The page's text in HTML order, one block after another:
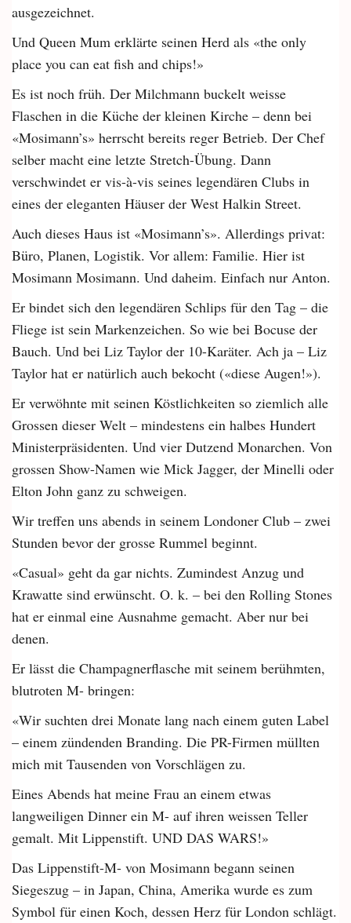
ausgezeichnet.
Und Queen Mum erklärte seinen Herd als «the only
place you can eat fish and chips!»
Es ist noch früh. Der Milchmann buckelt weisse
Flaschen in die Küche der kleinen Kirche – denn bei
«Mosimann’s» herrscht bereits reger Betrieb. Der Chef
selber macht eine letzte Stretch-Übung. Dann
verschwindet er vis-à-vis seines legendären Clubs in
eines der eleganten Häuser der West Halkin Street.
Auch dieses Haus ist «Mosimann’s». Allerdings privat:
Büro, Planen, Logistik. Vor allem: Familie. Hier ist
Mosimann Mosimann. Und daheim. Einfach nur Anton.
Er bindet sich den legendären Schlips für den Tag – die
Fliege ist sein Markenzeichen. So wie bei Bocuse der
Bauch. Und bei Liz Taylor der 10-Karäter. Ach ja – Liz
Taylor hat er natürlich auch bekocht («diese Augen!»).
Er verwöhnte mit seinen Köstlichkeiten so ziemlich alle
Grossen dieser Welt – mindestens ein halbes Hundert
Ministerpräsidenten. Und vier Dutzend Monarchen. Von
grossen Show-Namen wie Mick Jagger, der Minelli oder
Elton John ganz zu schweigen.
Wir treffen uns abends in seinem Londoner Club – zwei
Stunden bevor der grosse Rummel beginnt.
«Casual» geht da gar nichts. Zumindest Anzug und
Krawatte sind erwünscht. O. k. – bei den Rolling Stones
hat er einmal eine Ausnahme gemacht. Aber nur bei
denen.
Er lässt die Champagnerflasche mit seinem berühmten,
blutroten M- bringen:
«Wir suchten drei Monate lang nach einem guten Label
– einem zündenden Branding. Die PR-Firmen müllten
mich mit Tausenden von Vorschlägen zu.
Eines Abends hat meine Frau an einem etwas
langweiligen Dinner ein M- auf ihren weissen Teller
gemalt. Mit Lippenstift. UND DAS WARS!»
Das Lippenstift-M- von Mosimann begann seinen
Siegeszug – in Japan, China, Amerika wurde es zum
Symbol für einen Koch, dessen Herz für London schlägt.